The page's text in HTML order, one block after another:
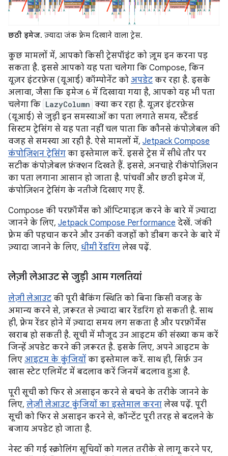
छठी इमेज. ज़्यादा जंक फ़्रेम दिखाने वाला ट्रेस.
कुछ मामलों में, आपको किसी ट्रेसपॉइंट को ज़ूम इन करना पड़
सकता है. इससे आपको यह पता चलेगा कि Compose, किन
यूज़र इंटरफ़ेस (यूआई) कॉम्पोनेंट को अपडेट कर रहा है. इसके
अलावा, जैसा कि इमेज 6 में दिखाया गया है, आपको यह भी पता
चलेगा कि LazyColumn क्या कर रहा है. यूज़र इंटरफ़ेस
(यूआई) से जुड़ी इन समस्याओं का पता लगाते समय, स्टैंडर्ड
सिस्टम ट्रेसिंग से यह पता नहीं चल पाता कि कौनसे कंपोज़ेबल की
वजह से समस्या आ रही है. ऐसे मामलों में, Jetpack Compose
कंपोज़िशन ट्रेसिंग का इस्तेमाल करें. इससे ट्रेस में सीधे तौर पर
सटीक कंपोज़ेबल फ़ंक्शन दिखते हैं. इससे, अनचाहे रीकंपोज़िशन
का पता लगाना आसान हो जाता है. पांचवीं और छठी इमेज में,
कंपोज़िशन ट्रेसिंग के नतीजे दिखाए गए हैं.
Compose की परफ़ॉर्मेंस को ऑप्टिमाइज़ करने के बारे में ज़्यादा
जानने के लिए, Jetpack Compose Performance देखें. जंकी
फ़्रेम की पहचान करने और उनकी वजहों को डीबग करने के बारे में
ज़्यादा जानने के लिए, धीमी रेंडरिंग लेख पढ़ें.
लेज़ी लेआउट से जुड़ी आम गलतियां
लेज़ी लेआउट की पूरी बैकिंग स्थिति को बिना किसी वजह के
अमान्य करने से, ज़रूरत से ज़्यादा बार रेंडरिंग हो सकती है. साथ
ही, फ़्रेम रेंडर होने में ज़्यादा समय लग सकता है और परफ़ॉर्मेंस
खराब हो सकती है. सूची में मौजूद उन आइटम की संख्या कम करें
जिन्हें अपडेट करने की ज़रूरत है. इसके लिए, अपने आइटम के
लिए आइटम के कुंजियों का इस्तेमाल करें. साथ ही, सिर्फ़ उन
खास स्टेट एलिमेंट में बदलाव करें जिनमें बदलाव हुआ है.
पूरी सूची को फिर से असाइन करने से बचने के तरीके जानने के
लिए, लेज़ी लेआउट कुंजियों का इस्तेमाल करना लेख पढ़ें. पूरी
सूची को फिर से असाइन करने से, कॉन्टेंट पूरी तरह से बदलने के
बजाय अपडेट हो जाता है.
नेस्ट की गई स्क्रोलिंग सूचियों को गलत तरीके से लागू करने पर,